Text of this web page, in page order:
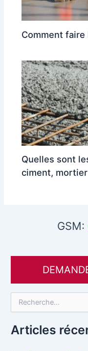
Comment
Quelles sont
ciment,
GSM:
h
e
Articles